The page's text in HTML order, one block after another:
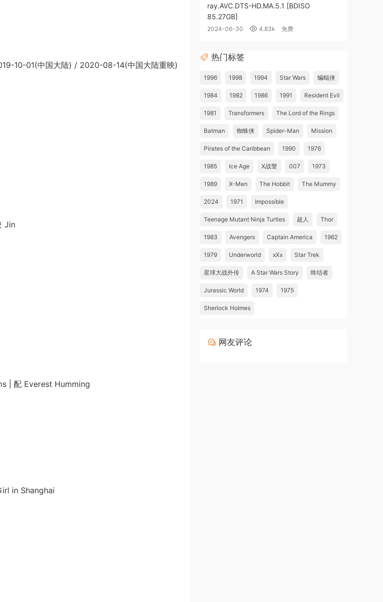
10-01(中国大陆) / 2020-08-14(中国大陆重映)
Jin
Everest Humming
Shanghai
ray.AVC.DTS-HD.MA.5.1 [BDISO
85.27GB]
2024-06-30 4.83k 免费
热门标签
1996 1998 1994 Star Wars 蝙蝠侠
1984 1982 1986 1991 Resident Evil
1981 Transformers The Lord of the Rings
Batman 蜘蛛侠 Spider-Man Mission
Pirates of the Caribbean 1990 1976
1985 Ice Age X战警 007 1973
1989 X-Men The Hobbit The Mummy
2024 1971 Impossible
Teenage Mutant Ninja Turtles 超人 Thor
1983 Avengers Captain America 1962
1979 Underworld xXx Star Trek
星球大战外传 A Star Wars Story 终结者
Jurassic World 1974 1975
Sherlock Holmes
网友评论